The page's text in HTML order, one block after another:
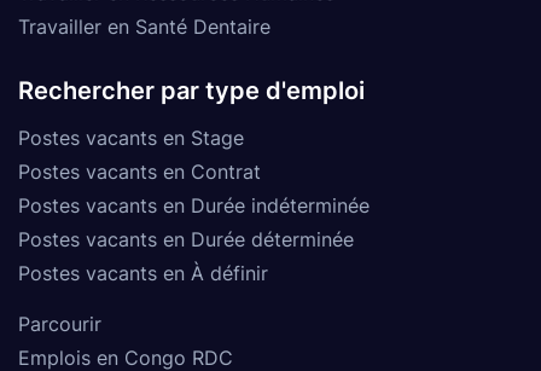
Travailler en Santé Dentaire
Rechercher par type d'emploi
Postes vacants en Stage
Postes vacants en Contrat
Postes vacants en Durée indéterminée
Postes vacants en Durée déterminée
Postes vacants en À définir
Parcourir
Emplois en Congo RDC